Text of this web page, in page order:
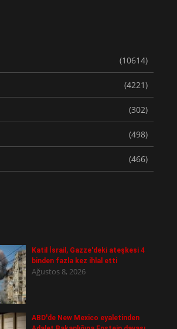
(10614)
(4221)
(302)
(498)
(466)
Katil İsrail, Gazze'deki ateşkesi 4
binden fazla kez ihlal etti
Ağustos 8, 2026
ABD'de New Mexico eyaletinden